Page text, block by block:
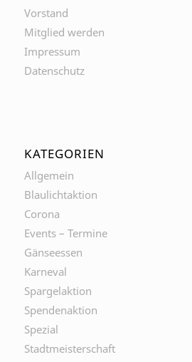
Vorstand
Mitglied werden
Impressum
Datenschutz
KATEGORIEN
Allgemein
Blaulichtaktion
Corona
Events – Termine
Gänseessen
Karneval
Spargelaktion
Spendenaktion
Spezial
Stadtmeisterschaft